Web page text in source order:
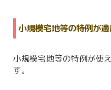
小規模宅地等の特例が
小規模宅地等の特例が使
す。